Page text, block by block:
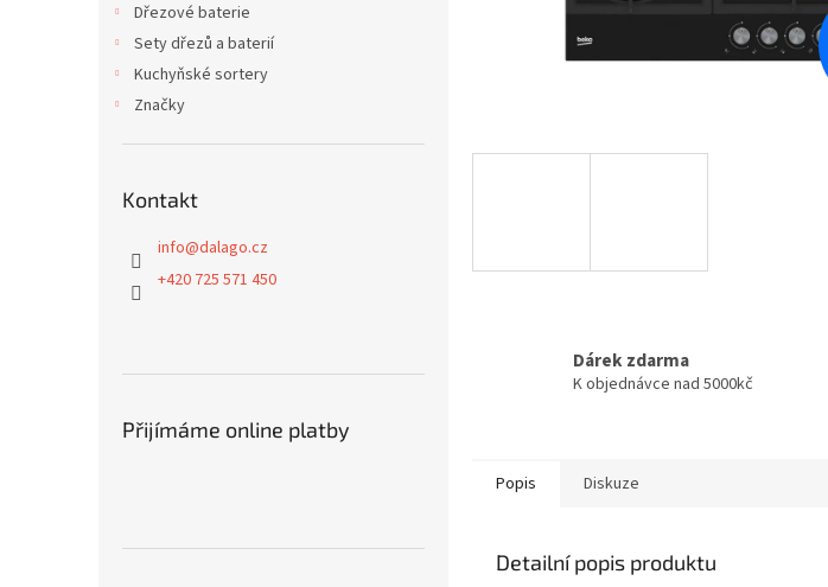
Dřezové baterie
Sety dřezů a baterií
Kuchyňské sortery
Značky
Kontakt
info@dalago.cz
+420 725 571 450
Přijímáme online platby
Dárek zdarma
K objednávce nad 5000kč
Popis Diskuze
Detailní popis produktu